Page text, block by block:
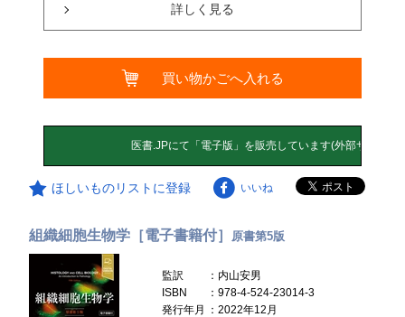
詳しく見る
買い物かごへ入れる
ほしいものリストに登録 いいね
組織細胞生物学［電子書籍付］ 原書第5版
監訳
：内山安男
ISBN
：978-4-524-23014-3
発行年月
：2022年12月